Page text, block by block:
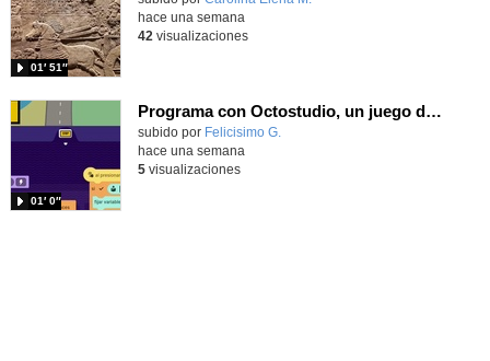
01′ 51″
hace una semana
42 visualizaciones
Programa con Octostudio, un juego de Educación Víal cruzando un paso de cebra.
Contenido educativo.
subido por Felicisimo G.
01′ 0″
hace una semana
5visualizaciones